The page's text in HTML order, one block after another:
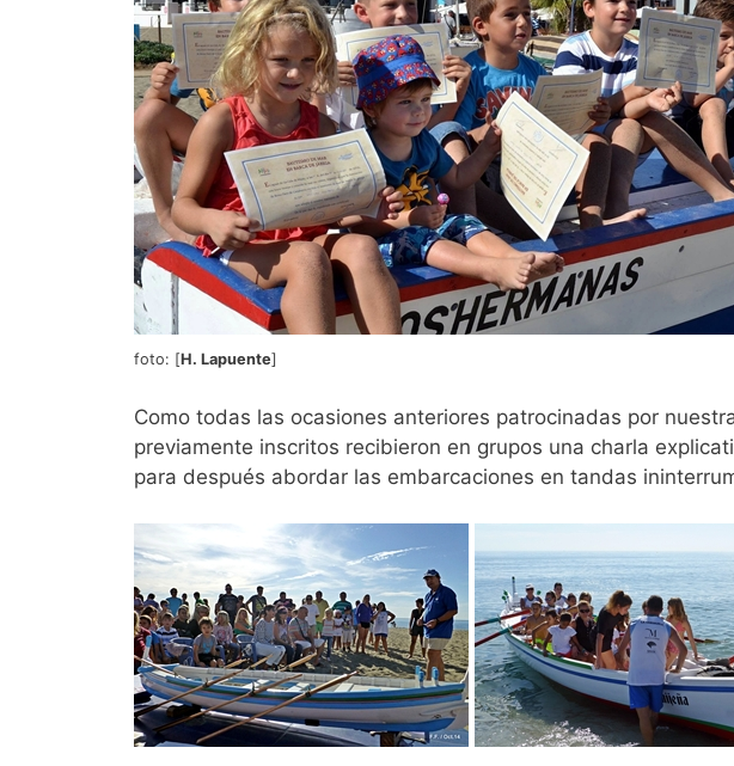
foto: [H. Lapuente]
Como todas las ocasiones anteriores patrocinadas por
previamente inscritos recibieron en grupos una charla
para después abordar las embarcaciones en tandas